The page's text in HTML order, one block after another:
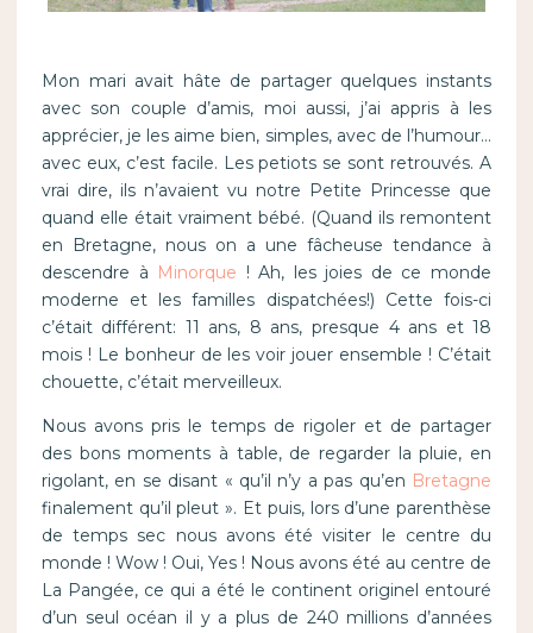
Mon mari avait hâte de partager quelques instants
avec son couple d’amis, moi aussi, j’ai appris à les
apprécier, je les aime bien, simples, avec de l’humour…
avec eux, c’est facile. Les petiots se sont retrouvés. A
vrai dire, ils n’avaient vu notre Petite Princesse que
quand elle était vraiment bébé. (Quand ils remontent
en Bretagne, nous on a une fâcheuse tendance à
descendre à
Minorque ! Ah, les joies de ce monde
moderne et les familles dispatchées!) Cette fois-ci
c’était différent: 11 ans, 8 ans, presque 4 ans et 18
mois ! Le bonheur de les voir jouer ensemble ! C’était
chouette, c’était merveilleux.
Nous avons pris le temps de rigoler et de partager
des bons moments à table, de regarder la pluie, en
rigolant, en se disant « qu’il n’y a pas qu’en Bretagne
finalement qu’il pleut ». Et puis, lors d’une parenthèse
de temps sec nous avons été visiter le centre du
monde ! Wow ! Oui, Yes ! Nous avons été au centre de
La Pangée, ce qui a été le continent originel entouré
d’un seul océan il y a plus de 240 millions d’années